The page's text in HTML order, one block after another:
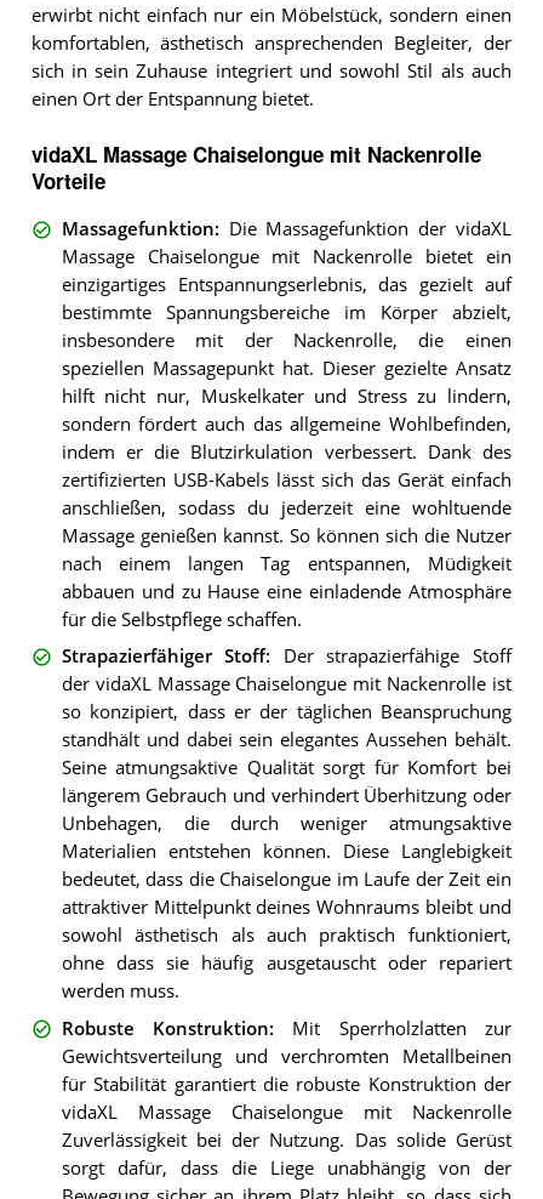
erwirbt nicht einfach nur ein Möbelstück, sondern einen
komfortablen, ästhetisch ansprechenden Begleiter, der
sich in sein Zuhause integriert und sowohl Stil als auch
einen Ort der Entspannung bietet.
vidaXL Massage Chaiselongue mit Nackenrolle
Vorteile
Massagefunktion: Die Massagefunktion der vidaXL
Massage Chaiselongue mit Nackenrolle bietet ein
einzigartiges Entspannungserlebnis, das gezielt auf
bestimmte Spannungsbereiche im Körper abzielt,
insbesondere mit der Nackenrolle, die einen
speziellen Massagepunkt hat. Dieser gezielte Ansatz
hilft nicht nur, Muskelkater und Stress zu lindern,
sondern fördert auch das allgemeine Wohlbefinden,
indem er die Blutzirkulation verbessert. Dank des
zertifizierten USB-Kabels lässt sich das Gerät einfach
anschließen, sodass du jederzeit eine wohltuende
Massage genießen kannst. So können sich die Nutzer
nach einem langen Tag entspannen, Müdigkeit
abbauen und zu Hause eine einladende Atmosphäre
für die Selbstpflege schaffen.
Strapazierfähiger Stoff: Der strapazierfähige Stoff
der vidaXL Massage Chaiselongue mit Nackenrolle ist
so konzipiert, dass er der täglichen Beanspruchung
standhält und dabei sein elegantes Aussehen behält.
Seine atmungsaktive Qualität sorgt für Komfort bei
längerem Gebrauch und verhindert Überhitzung oder
Unbehagen, die durch weniger atmungsaktive
Materialien entstehen können. Diese Langlebigkeit
bedeutet, dass die Chaiselongue im Laufe der Zeit ein
attraktiver Mittelpunkt deines Wohnraums bleibt und
sowohl ästhetisch als auch praktisch funktioniert,
ohne dass sie häufig ausgetauscht oder repariert
werden muss.
Robuste Konstruktion: Mit Sperrholzlatten zur
Gewichtsverteilung und verchromten Metallbeinen
für Stabilität garantiert die robuste Konstruktion der
vidaXL Massage Chaiselongue mit Nackenrolle
Zuverlässigkeit bei der Nutzung. Das solide Gerüst
sorgt dafür, dass die Liege unabhängig von der